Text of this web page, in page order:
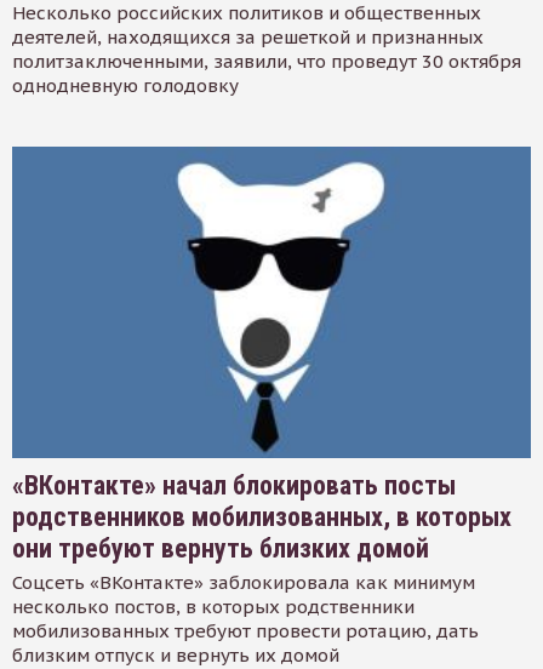
Несколько российских политиков и общественных
деятелей, находящихся за решеткой и признанных
политзаключенными, заявили, что проведут 30 октября
однодневную голодовку
«ВКонтакте» начал блокировать посты
родственников мобилизованных, в которых
они требуют вернуть близких домой
Соцсеть «ВКонтакте» заблокировала как минимум
несколько постов, в которых родственники
мобилизованных требуют провести ротацию, дать
близким отпуск и вернуть их домой